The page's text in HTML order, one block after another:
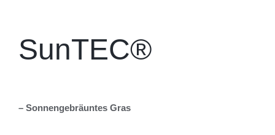
SunTEC®
– Sonnengebräuntes Gras